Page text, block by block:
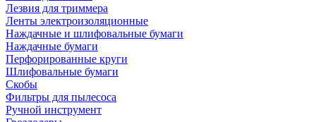
Лезвия для триммера
Ленты электроизоляционные
Наждачные и шлифовальные бумаги
Наждачные бумаги
Перфорированные круги
Шлифовальные бумаги
Скобы
Фильтры для пылесоса
Ручной инструмент